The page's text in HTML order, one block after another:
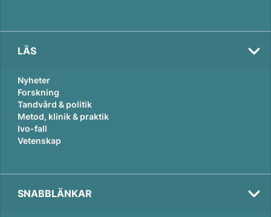
LÄS
Nyheter
Forskning
Tandvård & politik
Metod, klinik & praktik
Ivo-fall
Vetenskap
SNABBLÄNKAR